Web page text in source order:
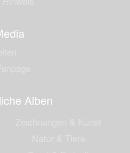
Alben